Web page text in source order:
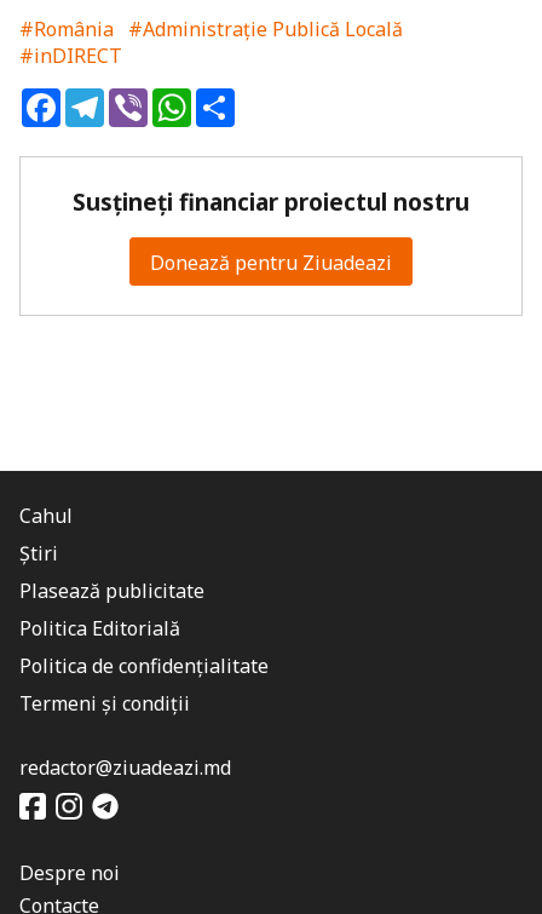
#România #Administrație Publică Locală
#inDIRECT
FacebookTelegram
ViberWhatsApp
Susțineți financiar proiectul nostru
Donează pentru Ziuadeazi
Cahul
Știri
Plasează publicitate
Politica Editorială
Politica de confidențialitate
Termeni și condiții
redactor@ziuadeazi.md
Despre noi
Contacte